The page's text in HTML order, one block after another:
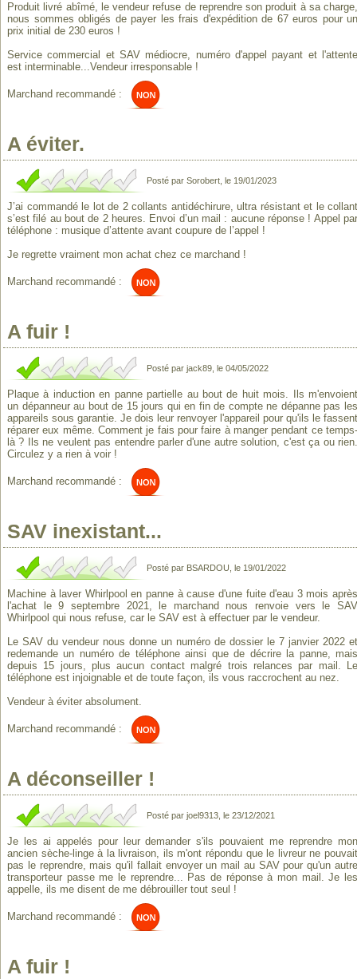
Produit livré abîmé, le vendeur refuse de reprendre son produit à sa charge,
nous sommes obligés de payer les frais d'expédition de 67 euros pour un
prix initial de 230 euros !
Service commercial et SAV médiocre, numéro d'appel payant et l'attente
est interminable...Vendeur irresponsable !
Marchand recommandé :
A éviter.
Posté par Sorobert, le 19/01/2023
J’ai commandé le lot de 2 collants antidéchirure, ultra résistant et le collant
s’est filé au bout de 2 heures. Envoi d’un mail : aucune réponse ! Appel par
téléphone : musique d’attente avant coupure de l’appel !
Je regrette vraiment mon achat chez ce marchand !
Marchand recommandé :
A fuir !
Posté par jack89, le 04/05/2022
Plaque à induction en panne partielle au bout de huit mois. Ils m'envoient
un dépanneur au bout de 15 jours qui en fin de compte ne dépanne pas les
appareils sous garantie. Je dois leur renvoyer l'appareil pour qu'ils le fassent
réparer eux même. Comment je fais pour faire à manger pendant ce temps-
là ? Ils ne veulent pas entendre parler d'une autre solution, c'est ça ou rien.
Circulez y a rien à voir !
Marchand recommandé :
SAV inexistant...
Posté par BSARDOU, le 19/01/2022
Machine à laver Whirlpool en panne à cause d'une fuite d'eau 3 mois après
l'achat le 9 septembre 2021, le marchand nous renvoie vers le SAV
Whirlpool qui nous refuse, car le SAV est à effectuer par le vendeur.
Le SAV du vendeur nous donne un numéro de dossier le 7 janvier 2022 et
redemande un numéro de téléphone ainsi que de décrire la panne, mais
depuis 15 jours, plus aucun contact malgré trois relances par mail. Le
téléphone est injoignable et de toute façon, ils vous raccrochent au nez.
Vendeur à éviter absolument.
Marchand recommandé :
A déconseiller !
Posté par joel9313, le 23/12/2021
Je les ai appelés pour leur demander s'ils pouvaient me reprendre mon
ancien sèche-linge à la livraison, ils m'ont répondu que le livreur ne pouvait
pas le reprendre, mais qu'il fallait envoyer un mail au SAV pour qu'un autre
transporteur passe me le reprendre... Pas de réponse à mon mail. Je les
appelle, ils me disent de me débrouiller tout seul !
Marchand recommandé :
A fuir !